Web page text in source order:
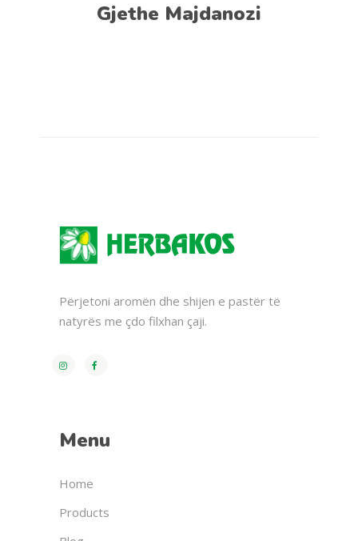
Gjethe Majdanozi
Përjetoni aromën dhe shijen e pastër të
natyrës me çdo filxhan çaji.
Menu
Home
Products